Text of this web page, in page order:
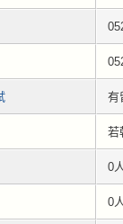
有
若
0
0